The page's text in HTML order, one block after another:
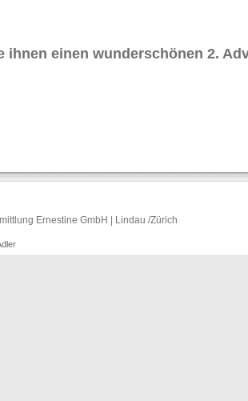
ihnen einen wunderschönen 2.
Ernestine GmbH | Lindau /Zürich